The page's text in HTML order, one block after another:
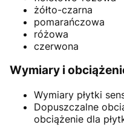
żółto-czarna
pomarańczowa
różowa
czerwona
Wymiary i
Wymiary płytki
Dopuszczalne
obciążenie dla